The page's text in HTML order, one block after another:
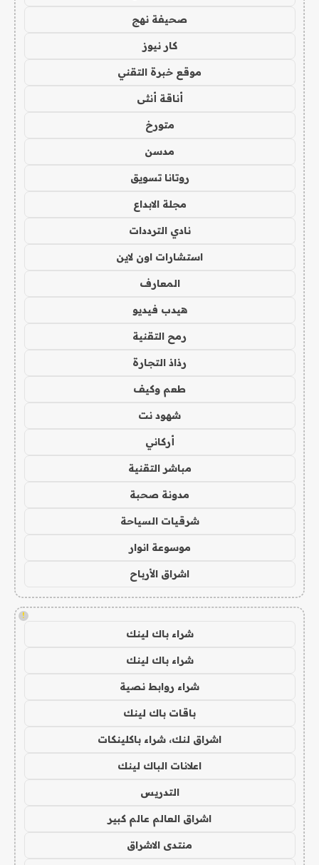
صحيفة نهج
كار نيوز
موقع خبرة التقني
أناقة أنثى
متورخ
مدسن
روتانا تسويق
مجلة الابداع
نادي الترددات
استشارات اون لاين
المعارف
هيدب فيديو
رمح التقنية
رذاذ التجارة
طعم وكيف
شهود نت
أركاني
مباشر التقنية
مدونة صحبة
شرقيات السياحة
موسوعة انوار
اشراق الأرباح
!
شراء باك لينك
شراء باك لينك
شراء روابط نصية
باقات باك لينك
اشراق لنك، شراء باكلينكات
اعلانات الباك لينك
التدريس
اشراق العالم عالم كبير
منتدى الاشراق